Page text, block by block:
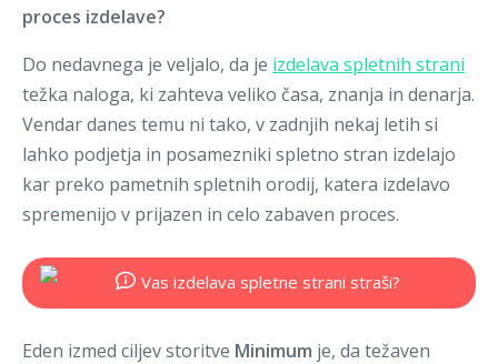
proces izdelave?
Do nedavnega je veljalo, da je izdelava spletnih strani
težka naloga, ki zahteva veliko časa, znanja in denarja.
Vendar danes temu ni tako, v zadnjih nekaj letih si
lahko podjetja in posamezniki spletno stran izdelajo
kar preko pametnih spletnih orodij, katera izdelavo
spremenijo v prijazen in celo zabaven proces.
Eden izmed ciljev storitve Minimum je, da težaven